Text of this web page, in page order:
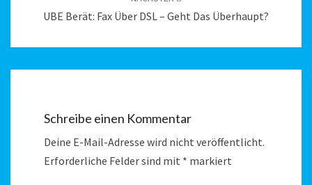
UBE Berät: Fax Über DSL – Geht Das Überhaupt?
Schreibe einen Kommentar
Deine E-Mail-Adresse wird nicht veröffentlicht.
Erforderliche Felder sind mit * markiert